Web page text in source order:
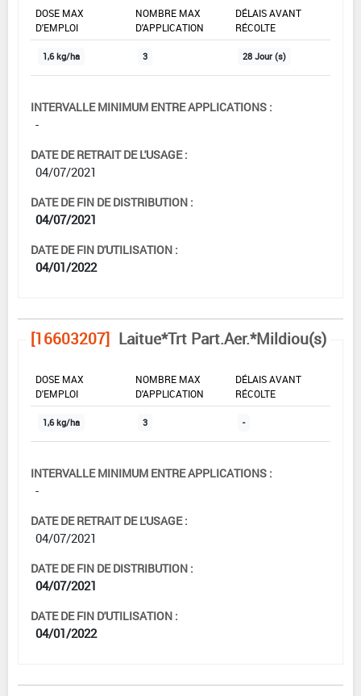
DOSE MAX
D'EMPLOI
NOMBRE MAX
D'APPLICATION
DÉLAIS AVANT
RÉCOLTE
1,6 kg/ha 3 28 Jour (s)
INTERVALLE MINIMUM ENTRE APPLICATIONS :
-
DATE DE RETRAIT DE L'USAGE :
04/07/2021
DATE DE FIN DE DISTRIBUTION :
04/07/2021
DATE DE FIN D'UTILISATION :
04/01/2022
[16603207] Laitue*Trt Part.Aer.*Mildiou(s)
DOSE MAX
D'EMPLOI
NOMBRE MAX
D'APPLICATION
DÉLAIS AVANT
RÉCOLTE
1,6 kg/ha 3 -
INTERVALLE MINIMUM ENTRE APPLICATIONS :
-
DATE DE RETRAIT DE L'USAGE :
04/07/2021
DATE DE FIN DE DISTRIBUTION :
04/07/2021
DATE DE FIN D'UTILISATION :
04/01/2022